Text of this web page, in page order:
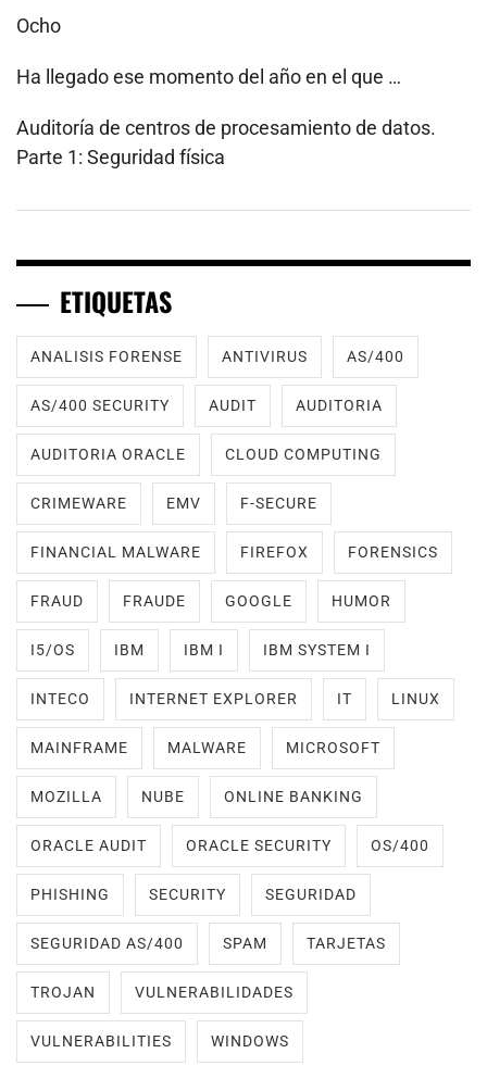
Ocho
Ha llegado ese momento del año en el que …
Auditoría de centros de procesamiento de datos.
Parte 1: Seguridad física
ETIQUETAS
ANALISIS FORENSE ANTIVIRUS AS/400
AS/400 SECURITY AUDIT AUDITORIA
AUDITORIA ORACLE CLOUD COMPUTING
CRIMEWARE EMV F-SECURE
FINANCIAL MALWARE FIREFOX FORENSICS
FRAUD FRAUDE GOOGLE HUMOR
I5/OS IBM IBM I IBM SYSTEM I
INTECO INTERNET EXPLORER IT LINUX
MAINFRAME MALWARE MICROSOFT
MOZILLA NUBE ONLINE BANKING
ORACLE AUDIT ORACLE SECURITY OS/400
PHISHING SECURITY SEGURIDAD
SEGURIDAD AS/400 SPAM TARJETAS
TROJAN VULNERABILIDADES
VULNERABILITIES WINDOWS